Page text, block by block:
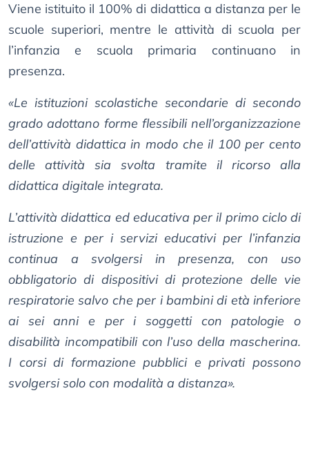
Viene istituito il 100% di didattica a distanza per le
scuole superiori, mentre le attività di scuola per
l’infanzia e scuola primaria continuano in
presenza.
«Le istituzioni scolastiche secondarie di secondo
grado adottano forme flessibili nell’organizzazione
dell’attività didattica in modo che il 100 per cento
delle attività sia svolta tramite il ricorso alla
didattica digitale integrata.
L’attività didattica ed educativa per il primo ciclo di
istruzione e per i servizi educativi per l’infanzia
continua a svolgersi in presenza, con uso
obbligatorio di dispositivi di protezione delle vie
respiratorie salvo che per i bambini di età inferiore
ai sei anni e per i soggetti con patologie o
disabilità incompatibili con l’uso della mascherina.
I corsi di formazione pubblici e privati possono
svolgersi solo con modalità a distanza».